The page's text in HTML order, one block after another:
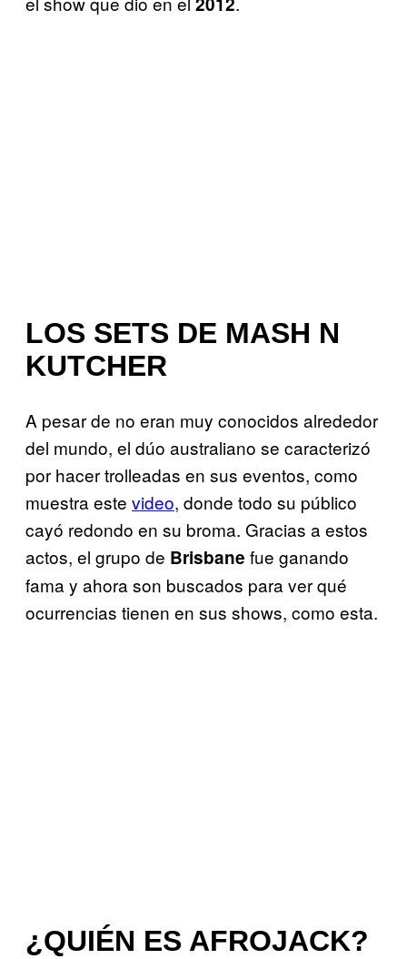
LOS SETS DE MASH N
KUTCHER
A pesar de no eran muy conocidos alrededor
del mundo, el dúo australiano se caracterizó
por hacer trolleadas en sus eventos, como
muestra este video, donde todo su público
cayó redondo en su broma. Gracias a estos
actos, el grupo de Brisbane fue ganando
fama y ahora son buscados para ver qué
ocurrencias tienen en sus shows, como esta.
¿QUIÉN ES AFROJACK?